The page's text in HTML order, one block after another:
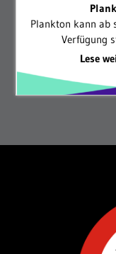
Plankton kann ab
Verfügung
Lese